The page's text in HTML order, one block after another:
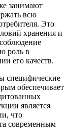
занимают
всю
Это
хранения и
роль в
его качеств.
специфические
обеспечивает
является
что
современным